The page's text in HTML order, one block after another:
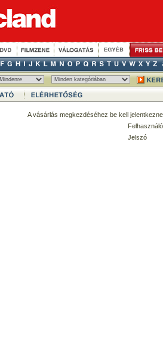
A vásárlás megkezdéséhez be kell
Jelszó